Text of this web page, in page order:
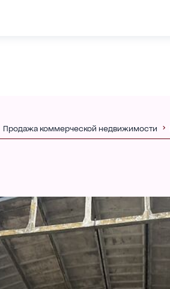
Продажа коммерческой недвижимости